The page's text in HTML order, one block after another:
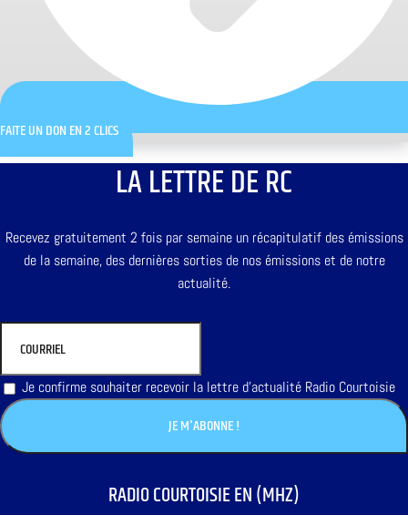
FAITE UN DON EN 2 CLICS
LA LETTRE DE RC
Recevez gratuitement 2 fois par semaine un récapitulatif des émissions
de la semaine, des dernières sorties de nos émissions et de notre
actualité.
Je confirme souhaiter recevoir la lettre d'actualité Radio Courtoisie
RADIO COURTOISIE EN (MHZ)